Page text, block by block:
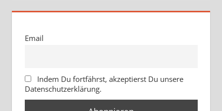
Email
Indem Du fortfährst, akzeptierst Du unsere
Datenschutzerklärung.